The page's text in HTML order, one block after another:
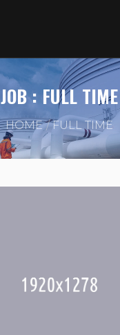
JOB : FULL TIME
HOME FULL TIME